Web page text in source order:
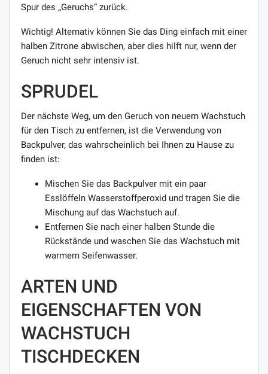
Spur des „Geruchs“ zurück.
Wichtig! Alternativ können Sie das Ding einfach mit einer
halben Zitrone abwischen, aber dies hilft nur, wenn der
Geruch nicht sehr intensiv ist.
SPRUDEL
Der nächste Weg, um den Geruch von neuem Wachstuch
für den Tisch zu entfernen, ist die Verwendung von
Backpulver, das wahrscheinlich bei Ihnen zu Hause zu
finden ist:
Mischen Sie das Backpulver mit ein paar
Esslöffeln Wasserstoffperoxid und tragen Sie die
Mischung auf das Wachstuch auf.
Entfernen Sie nach einer halben Stunde die
Rückstände und waschen Sie das Wachstuch mit
warmem Seifenwasser.
ARTEN UND
EIGENSCHAFTEN VON
WACHSTUCH
TISCHDECKEN